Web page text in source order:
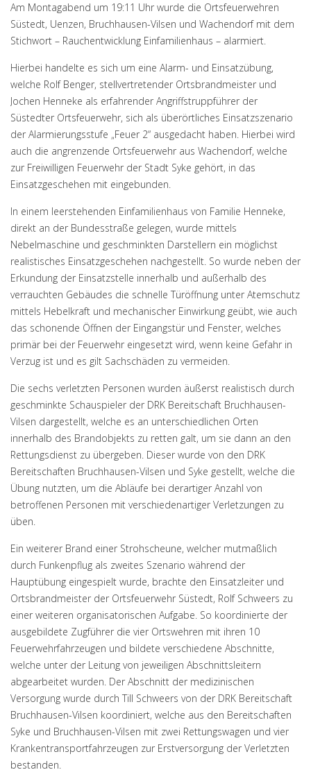
Am Montagabend um 19:11 Uhr wurde die Ortsfeuerwehren
Süstedt, Uenzen, Bruchhausen-Vilsen und Wachendorf mit dem
Stichwort – Rauchentwicklung Einfamilienhaus – alarmiert.
Hierbei handelte es sich um eine Alarm- und Einsatzübung,
welche Rolf Benger, stellvertretender Ortsbrandmeister und
Jochen Henneke als erfahrender Angriffstruppführer der
Süstedter Ortsfeuerwehr, sich als überörtliches Einsatzszenario
der Alarmierungsstufe „Feuer 2“ ausgedacht haben. Hierbei wird
auch die angrenzende Ortsfeuerwehr aus Wachendorf, welche
zur Freiwilligen Feuerwehr der Stadt Syke gehört, in das
Einsatzgeschehen mit eingebunden.
In einem leerstehenden Einfamilienhaus von Familie Henneke,
direkt an der Bundesstraße gelegen, wurde mittels
Nebelmaschine und geschminkten Darstellern ein möglichst
realistisches Einsatzgeschehen nachgestellt. So wurde neben der
Erkundung der Einsatzstelle innerhalb und außerhalb des
verrauchten Gebäudes die schnelle Türöffnung unter Atemschutz
mittels Hebelkraft und mechanischer Einwirkung geübt, wie auch
das schonende Öffnen der Eingangstür und Fenster, welches
primär bei der Feuerwehr eingesetzt wird, wenn keine Gefahr in
Verzug ist und es gilt Sachschäden zu vermeiden.
Die sechs verletzten Personen wurden äußerst realistisch durch
geschminkte Schauspieler der DRK Bereitschaft Bruchhausen-
Vilsen dargestellt, welche es an unterschiedlichen Orten
innerhalb des Brandobjekts zu retten galt, um sie dann an den
Rettungsdienst zu übergeben. Dieser wurde von den DRK
Bereitschaften Bruchhausen-Vilsen und Syke gestellt, welche die
Übung nutzten, um die Abläufe bei derartiger Anzahl von
betroffenen Personen mit verschiedenartiger Verletzungen zu
üben.
Ein weiterer Brand einer Strohscheune, welcher mutmaßlich
durch Funkenpflug als zweites Szenario während der
Hauptübung eingespielt wurde, brachte den Einsatzleiter und
Ortsbrandmeister der Ortsfeuerwehr Süstedt, Rolf Schweers zu
einer weiteren organisatorischen Aufgabe. So koordinierte der
ausgebildete Zugführer die vier Ortswehren mit ihren 10
Feuerwehrfahrzeugen und bildete verschiedene Abschnitte,
welche unter der Leitung von jeweiligen Abschnittsleitern
abgearbeitet wurden. Der Abschnitt der medizinischen
Versorgung wurde durch Till Schweers von der DRK Bereitschaft
Bruchhausen-Vilsen koordiniert, welche aus den Bereitschaften
Syke und Bruchhausen-Vilsen mit zwei Rettungswagen und vier
Krankentransportfahrzeugen zur Erstversorgung der Verletzten
bestanden.